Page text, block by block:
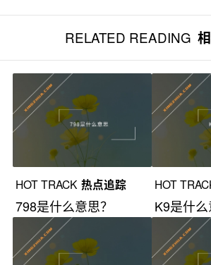
RELATED READING
HOT TRACK 热点追踪
798是什么意思？
HOT
K9是什么